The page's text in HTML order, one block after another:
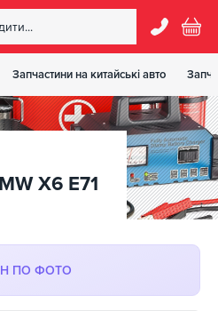
Запчастини на китайські авто
X6 E71
ПО ФОТО